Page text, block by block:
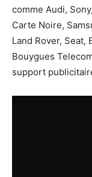
comme Audi,
Carte Noire,
Land Rover, Seat,
Bouygues
support